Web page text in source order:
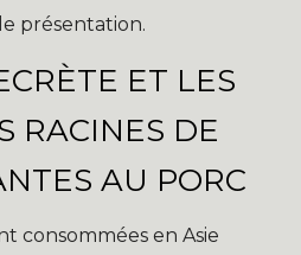
présentation.
ET LES
RACINES DE
AU PORC
consommées en Asie